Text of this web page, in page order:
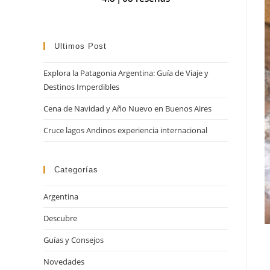
búsqueda.
Ultimos Post
Explora la Patagonia Argentina: Guía de Viaje y
Destinos Imperdibles
Cena de Navidad y Año Nuevo en Buenos Aires
Cruce lagos Andinos experiencia internacional
Categorías
Argentina
Descubre
Guías y Consejos
Novedades